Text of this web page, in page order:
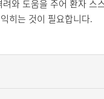
와 도움을 주어 환자
히는 것이 필요합니다.